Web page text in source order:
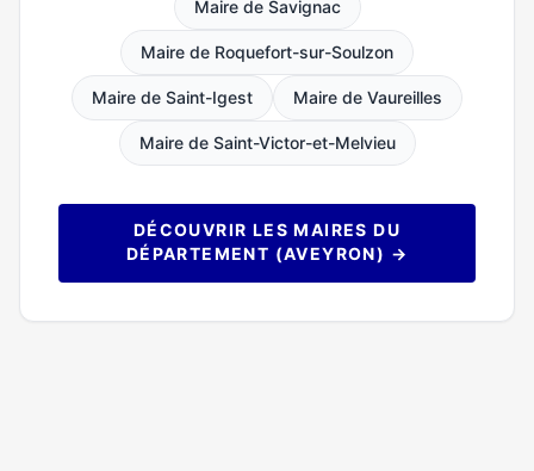
Maire de Savignac
Maire de Roquefort-sur-Soulzon
Maire de Saint-Igest Maire de Vaureilles
Maire de Saint-Victor-et-Melvieu
DÉCOUVRIR LES MAIRES DU
DÉPARTEMENT (AVEYRON) →